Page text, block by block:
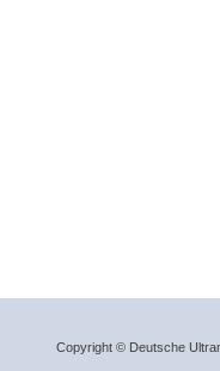
Copyright © Deutsche